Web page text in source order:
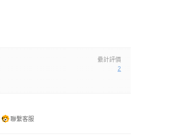
纍計評價
2
聯繫客服